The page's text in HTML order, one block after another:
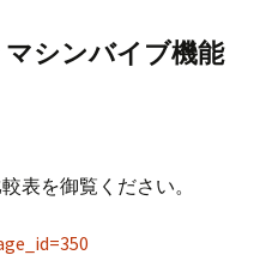
シンバイブ機能
表を御覧ください。